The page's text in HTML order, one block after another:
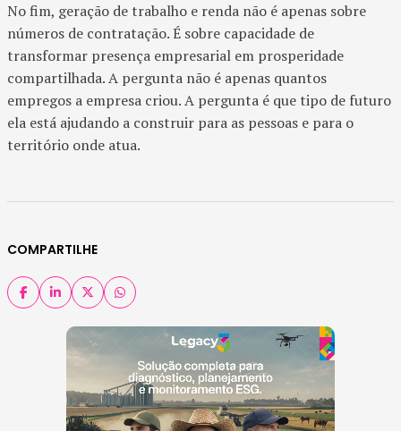
No fim, geração de trabalho e renda não é apenas sobre
números de contratação. É sobre capacidade de
transformar presença empresarial em prosperidade
compartilhada. A pergunta não é apenas quantos
empregos a empresa criou. A pergunta é que tipo de futuro
ela está ajudando a construir para as pessoas e para o
território onde atua.
COMPARTILHE